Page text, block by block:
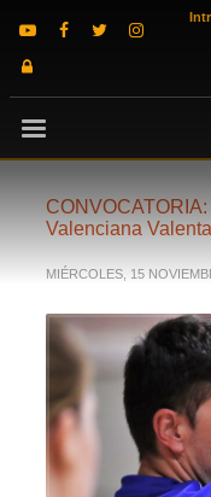
Valenciana
MIÉRCOLES, 15